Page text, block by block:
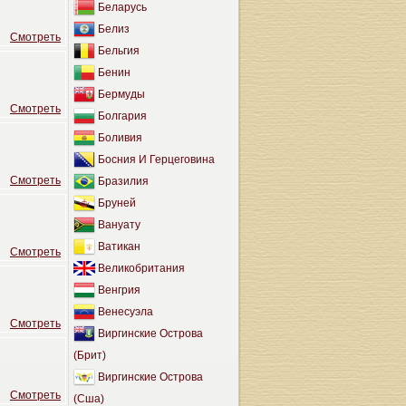
Беларусь
Белиз
Бельгия
Бенин
Бермуды
Болгария
Боливия
Босния И Герцеговина
Бразилия
Бруней
Вануату
Ватикан
Великобритания
Венгрия
Венесуэла
Виргинские Острова
(Брит)
Виргинские Острова
(Сша)
Cмотреть
Cмотреть
Cмотреть
Cмотреть
Cмотреть
Cмотреть